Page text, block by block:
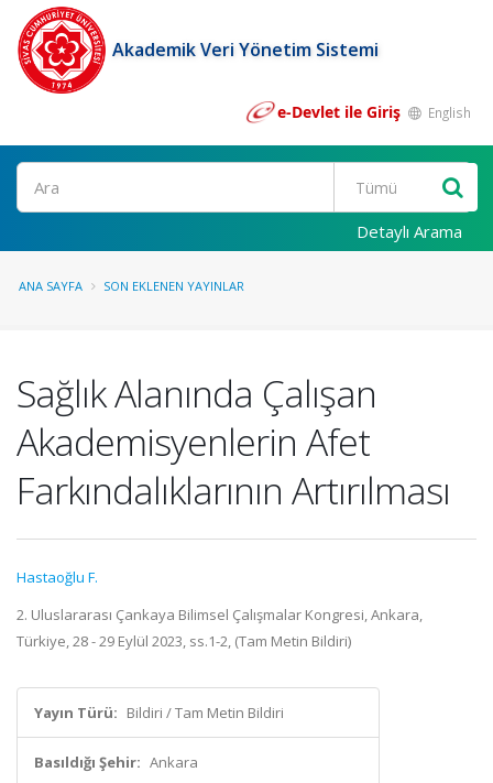
Akademik Veri Yönetim Sistemi
e-Devlet ile Giriş English
Ara
Detaylı Arama
ANA SAYFA SON EKLENEN YAYINLAR
Sağlık Alanında Çalışan
Akademisyenlerin Afet
Farkındalıklarının Artırılması
Hastaoğlu F.
2. Uluslararası Çankaya Bilimsel Çalışmalar Kongresi, Ankara,
Türkiye, 28 - 29 Eylül 2023, ss.1-2, (Tam Metin Bildiri)
Yayın Türü: Bildiri / Tam Metin Bildiri
Basıldığı Şehir: Ankara